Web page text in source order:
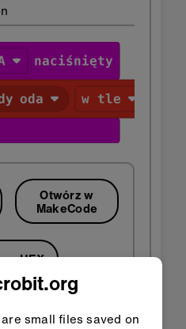
Otwórz w
MakeCode
HEX
small files saved on